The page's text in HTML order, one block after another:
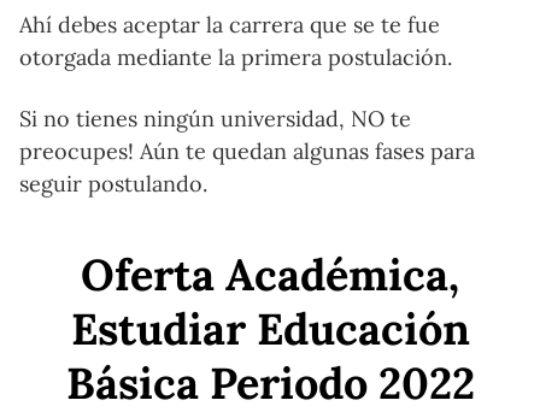
Ahí debes aceptar la carrera que se te fue
otorgada mediante la primera postulación.
Si no tienes ningún universidad, NO te
preocupes! Aún te quedan algunas fases para
seguir postulando.
Oferta Académica,
Estudiar Educación
Básica Periodo 2022